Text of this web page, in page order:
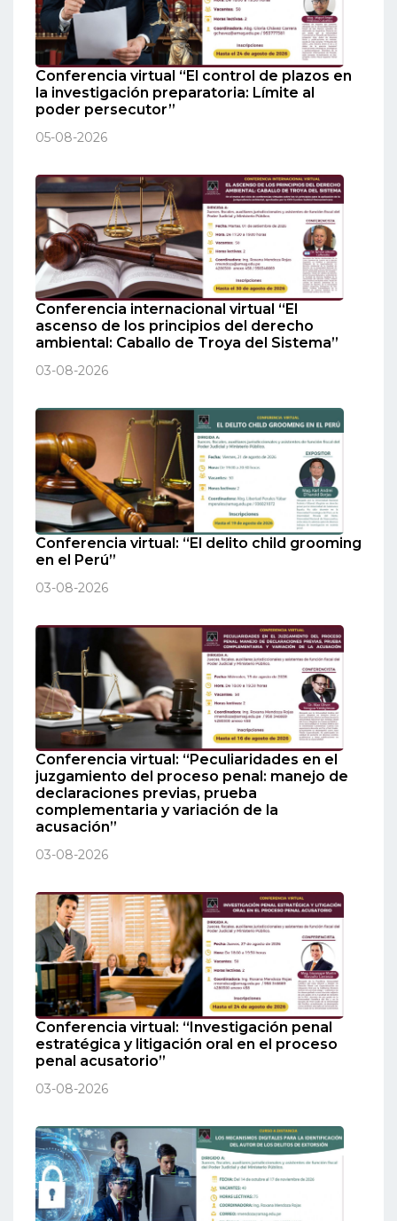
Conferencia virtual “El control de plazos en
la investigación preparatoria: Límite al
poder persecutor”
05-08-2026
Conferencia internacional virtual “El
ascenso de los principios del derecho
ambiental: Caballo de Troya del Sistema”
03-08-2026
Conferencia virtual: “El delito child grooming
en el Perú”
03-08-2026
Conferencia virtual: “Peculiaridades en el
juzgamiento del proceso penal: manejo de
declaraciones previas, prueba
complementaria y variación de la
acusación”
03-08-2026
Conferencia virtual: “Investigación penal
estratégica y litigación oral en el proceso
penal acusatorio”
03-08-2026